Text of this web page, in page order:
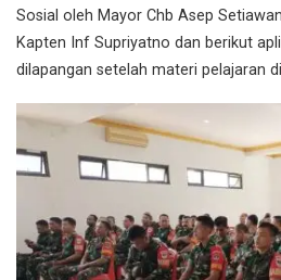
Sosial oleh Mayor Chb Asep
Kapten Inf Supriyatno dan berikut
dilapangan setelah materi pelajaran